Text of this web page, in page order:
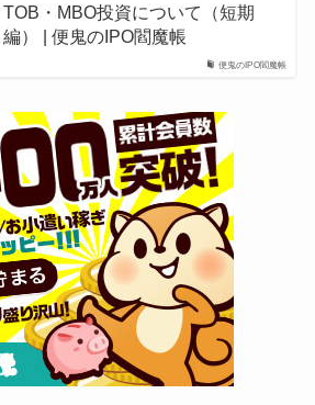
便鬼のIPO閻魔帳
TOB・MBO投資について（短期
編） | 便鬼のIPO閻魔帳